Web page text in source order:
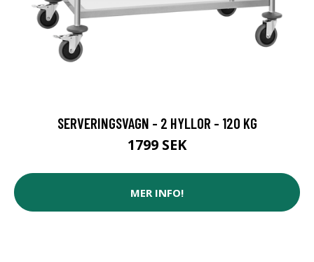
SERVERINGSVAGN - 2 HYLLOR - 120 KG
1799 SEK
MER INFO!